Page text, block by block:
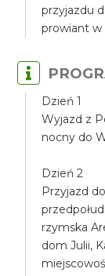
przyjazdu
prowiant w
Dzień 1
Wyjazd z
nocny do
Dzień 2
Przyjazd
rzymska
dom Julii,